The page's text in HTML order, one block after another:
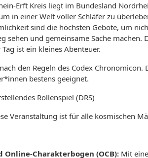
Erft Kreis liegt im Bundesland
in einer Welt voller Schläfer zu
sind die höchsten Gebote, um
sehen und gemeinsame Sache
ist ein kleines Abenteuer.
den Regeln des Codex
bestens geeignet.
Rollenspiel (DRS)
Veranstaltung ist für alle kosmischen
Online-Charakterbogen (OCB): Mit